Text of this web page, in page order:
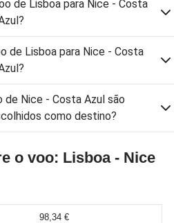
de Lisboa para Nice - Costa
de Lisboa para Nice - Costa
Nice - Costa Azul são
como destino?
o voo: Lisboa - Nice
98,34 €